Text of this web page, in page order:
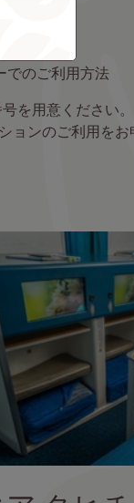
い。
でのご利用方法
を用意ください。
ョンのご利用をお